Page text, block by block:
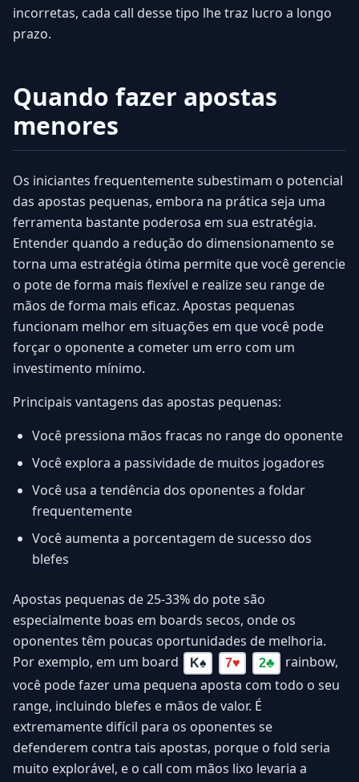
incorretas, cada call desse tipo lhe traz lucro a longo
prazo.
Quando fazer apostas
menores
Os iniciantes frequentemente subestimam o potencial
das apostas pequenas, embora na prática seja uma
ferramenta bastante poderosa em sua estratégia.
Entender quando a redução do dimensionamento se
torna uma estratégia ótima permite que você gerencie
o pote de forma mais flexível e realize seu range de
mãos de forma mais eficaz. Apostas pequenas
funcionam melhor em situações em que você pode
forçar o oponente a cometer um erro com um
investimento mínimo.
Principais vantagens das apostas pequenas:
Você pressiona mãos fracas no range do oponente
Você explora a passividade de muitos jogadores
Você usa a tendência dos oponentes a foldar
frequentemente
Você aumenta a porcentagem de sucesso dos
blefes
Apostas pequenas de 25-33% do pote são
especialmente boas em boards secos, onde os
oponentes têm poucas oportunidades de melhoria.
Por exemplo, em um board
K♠ 7♥ 2♣
rainbow,
você pode fazer uma pequena aposta com todo o seu
range, incluindo blefes e mãos de valor. É
extremamente difícil para os oponentes se
defenderem contra tais apostas, porque o fold seria
muito explorável, e o call com mãos lixo levaria a